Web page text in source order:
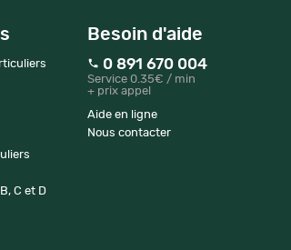
C et D
Besoin d'aide
0 891 670 004
Service 0.35€ / min
+ prix appel
Aide en ligne
Nous contacter